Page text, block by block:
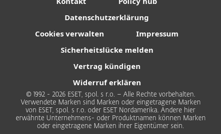
Datenschutzerklärung
Cookies verwalten
Impressum
Sicherheitslücke melden
Vertrag kündigen
Widerruf erklären
© 1992 - 2026 ESET, spol. s r.o. – Alle Rechte vorbehalten.
Verwendete Marken sind Marken oder eingetragene Marken
von ESET, spol. s r.o. oder ESET Nordamerika. Andere hier
erwähnte Unternehmens- oder Produktnamen können Marken
oder eingetragene Marken ihrer Eigentümer sein.